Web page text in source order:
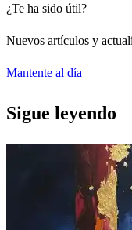
¿Te ha sido útil?
Nuevos artículos y
Mantente al día
Sigue leyendo